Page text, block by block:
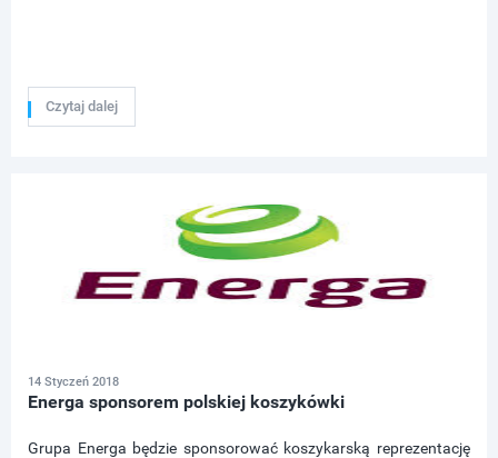
Czytaj dalej
14 Styczeń 2018
Energa sponsorem polskiej koszykówki
Grupa Energa będzie sponsorować koszykarską reprezentację